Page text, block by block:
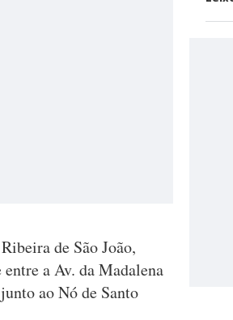
de São João,
a Av. da Madalena
ao Nó de Santo